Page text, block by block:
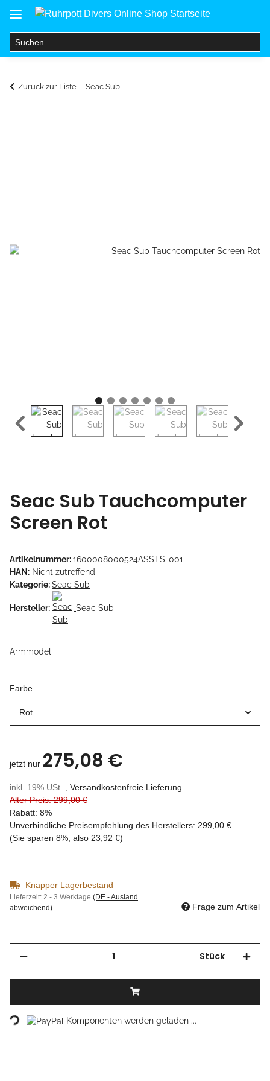
Zurück zur Liste Seac Sub
Seac Sub Tauchcomputer
Screen Rot
Artikelnummer:1600008000524ASSTS-001
HAN: Nicht zutreffend
Kategorie:Seac Sub
Hersteller: Seac Sub
Armmodel
Farbe
Rot
jetzt nur 275,08 €
inkl. 19% USt. , Versandkostenfreie Lieferung
Alter Preis: 299,00 €
Rabatt: 8%
Unverbindliche Preisempfehlung des Herstellers: 299,00 €
(Sie sparen 8% , also 23,92 €)
Knapper Lagerbestand
Lieferzeit: 2 - 3 Werktage (DE - Ausland
abweichend)
Frage zum Artikel
Stück
Loading... Komponenten werden geladen ...